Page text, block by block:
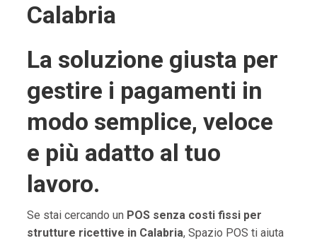
Calabria
La soluzione giusta per
gestire i pagamenti in
modo semplice, veloce
e più adatto al tuo
lavoro.
Se stai cercando un POS senza costi fissi per
strutture ricettive in Calabria, Spazio POS ti aiuta